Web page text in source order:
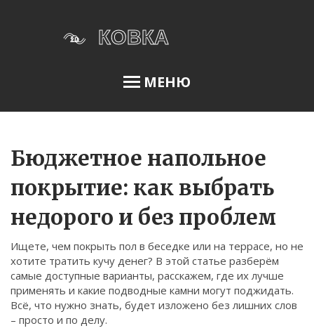
МЕНЮ
Меню
О нас
Условия использования
Политика конфиденциальности
ФЗ-152
Связаться
Бюджетное напольное
покрытие: как выбрать
недорого и без проблем
Ищете, чем покрыть пол в беседке или на террасе, но не
хотите тратить кучу денег? В этой статье разберём
самые доступные варианты, расскажем, где их лучше
применять и какие подводные камни могут поджидать.
Всё, что нужно знать, будет изложено без лишних слов
– просто и по делу.